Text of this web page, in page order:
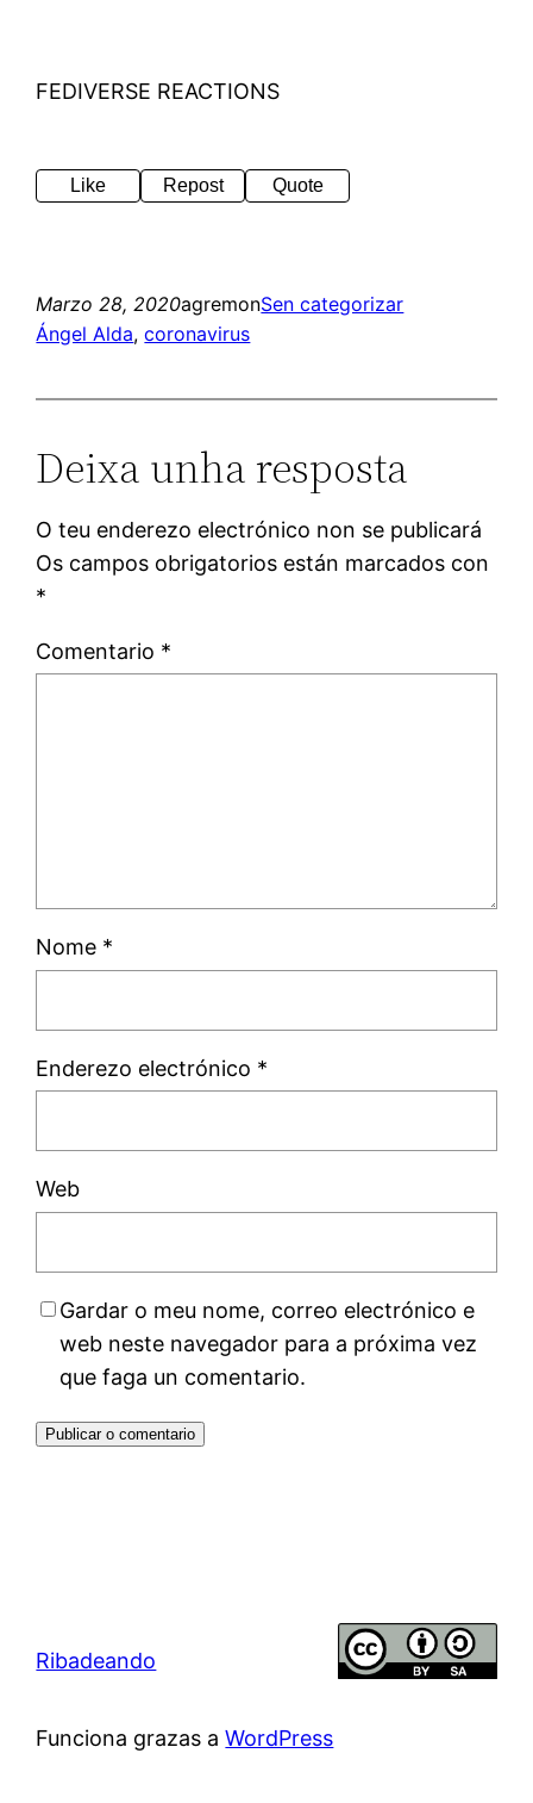
FEDIVERSE REACTIONS
Like Repost Quote
Marzo 28, 2020agremonSen categorizar
Ángel Alda, coronavirus
Deixa unha resposta
O teu enderezo electrónico non se publicará
Os campos obrigatorios están marcados con
*
Comentario *
Nome *
Enderezo electrónico *
Web
Gardar o meu nome, correo electrónico e
web neste navegador para a próxima vez
que faga un comentario.
Ribadeando
Funciona grazas aWordPress